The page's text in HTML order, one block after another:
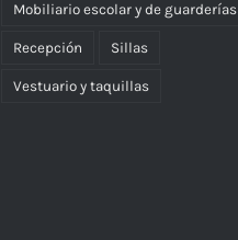
Mobiliario escolar y de guarderías
Recepción Sillas
Vestuario y taquillas